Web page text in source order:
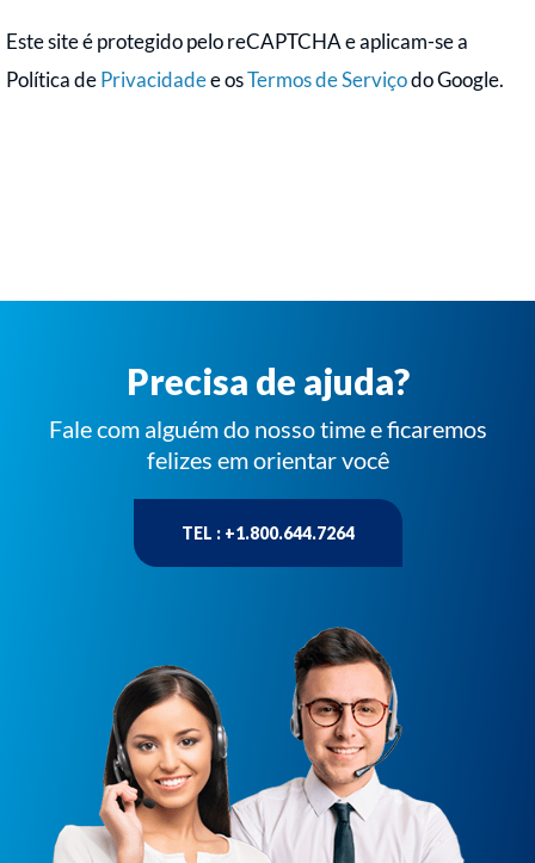
Este site é protegido pelo reCAPTCHA e aplicam-se a
Política de Privacidadee osTermos de Serviçodo Google.
Precisa de ajuda?
Fale com alguém do nosso time e ficaremos
felizes em orientar você
TEL : +1.800.644.7264